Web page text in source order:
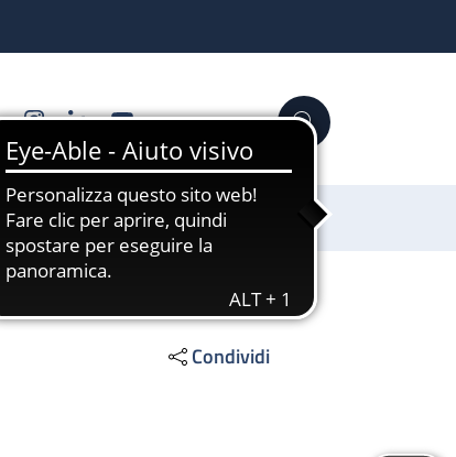
FacebookInstagram
LinkedinYouTube Cerca
Sostienici
Condividi